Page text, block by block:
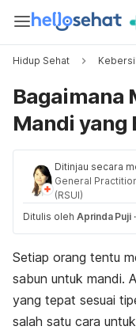
Hidup Sehat
Bagaimana
Mandi yang
Ditinjau secara
General
(RSUI)
Ditulis oleh Aprinda Puji ·
Setiap orang tentu
sabun untuk mandi.
yang tepat sesuai
salah satu cara